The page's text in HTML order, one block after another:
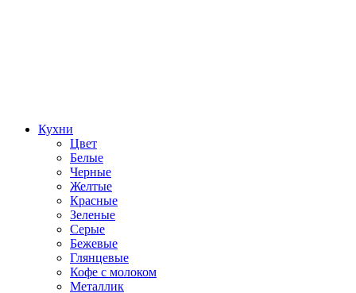
Кухни
Цвет
Белые
Черные
Желтые
Красные
Зеленые
Серые
Бежевые
Глянцевые
Кофе с молоком
Металлик